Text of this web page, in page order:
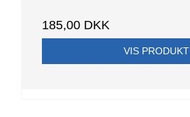
185,00 DKK
VIS PRODUKT